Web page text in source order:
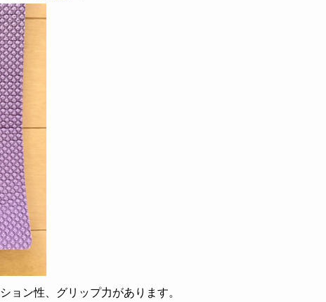
ョン性、グリップ力があります。